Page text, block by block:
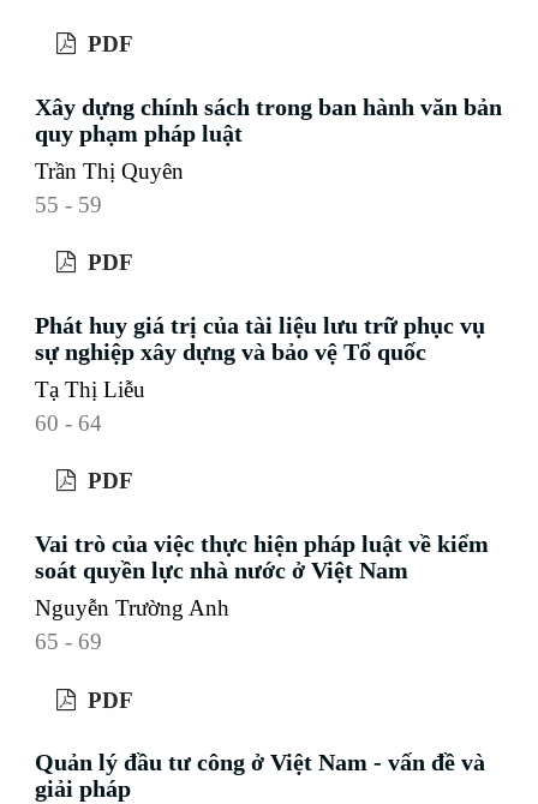
PDF
Xây dựng chính sách trong ban hành văn bản
quy phạm pháp luật
Trần Thị Quyên
55 - 59
PDF
Phát huy giá trị của tài liệu lưu trữ phục vụ
sự nghiệp xây dựng và bảo vệ Tổ quốc
Tạ Thị Liễu
60 - 64
PDF
Vai trò của việc thực hiện pháp luật về kiểm
soát quyền lực nhà nước ở Việt Nam
Nguyễn Trường Anh
65 - 69
PDF
Quản lý đầu tư công ở Việt Nam - vấn đề và
giải pháp